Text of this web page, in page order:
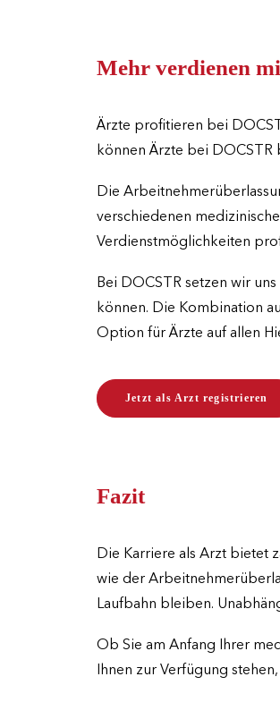
Mehr verdienen
Ärzte profitieren bei
können Ärzte bei DOCSTR
Die
verschiedenen
Verdienstmöglichkeiten
Bei DOCSTR setzen wir
können. Die Kombination
Option für Ärzte auf allen
Jetzt als Arzt registrieren
Fazit
Die Karriere als Arzt bietet
wie der
Laufbahn bleiben.
Ob Sie am Anfang Ihrer
Ihnen zur Verfügung